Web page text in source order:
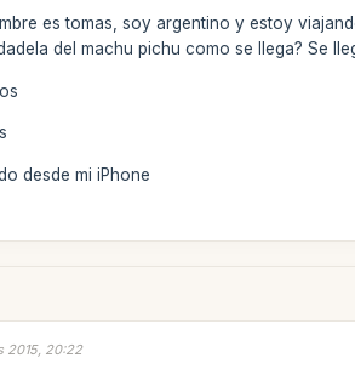
es tomas, soy argentino y estoy
del machu pichu como se llega? Se
desde mi iPhone
2015, 20:22